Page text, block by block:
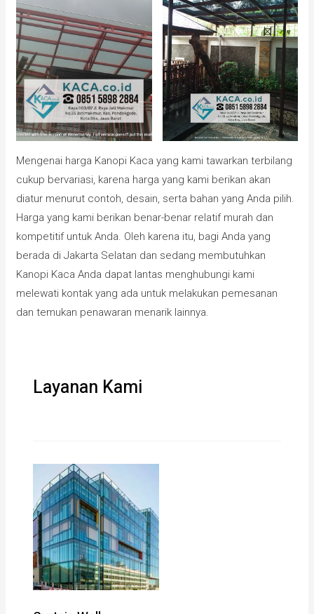
Mengenai harga Kanopi Kaca yang kami tawarkan terbilang
cukup bervariasi, karena harga yang kami berikan akan
diatur menurut contoh, desain, serta bahan yang Anda pilih.
Harga yang kami berikan benar-benar relatif murah dan
kompetitif untuk Anda. Oleh karena itu, bagi Anda yang
berada di Jakarta Selatan dan sedang membutuhkan
Kanopi Kaca Anda dapat lantas menghubungi kami
melewati kontak yang ada untuk melakukan pemesanan
dan temukan penawaran menarik lainnya.
Layanan Kami